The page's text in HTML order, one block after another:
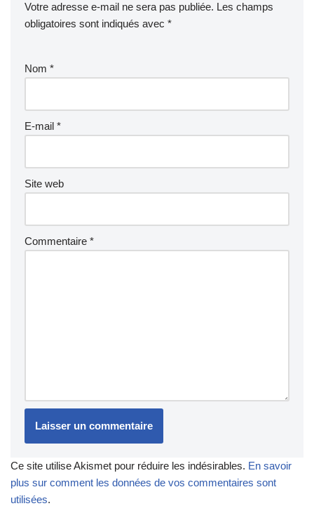
Votre adresse e-mail ne sera pas publiée. Les champs
obligatoires sont indiqués avec *
Nom *
E-mail *
Site web
Commentaire *
Ce site utilise Akismet pour réduire les indésirables. En savoir
plus sur comment les données de vos commentaires sont
utilisées.